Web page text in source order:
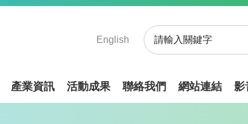
English
產業資訊 活動成果 聯絡我們 網站連結 影